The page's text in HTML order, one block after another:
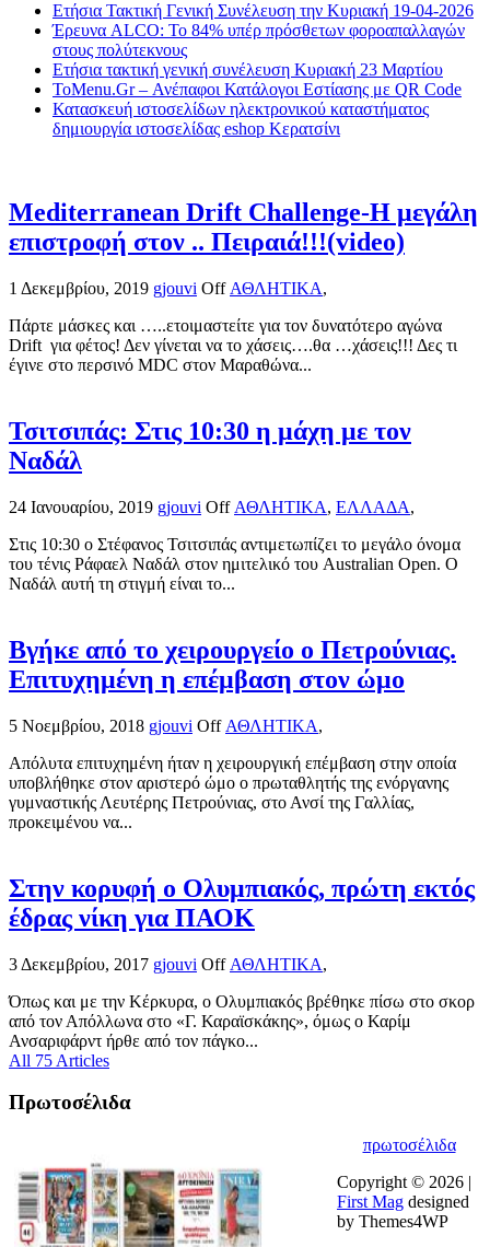
Ετήσια Τακτική Γενική Συνέλευση την Κυριακή 19-04-2026
Έρευνα ALCO: Το 84% υπέρ πρόσθετων φοροαπαλλαγών
στους πολύτεκνους
Ετήσια τακτική γενική συνέλευση Κυριακή 23 Μαρτίου
ToMenu.Gr – Ανέπαφοι Κατάλογοι Εστίασης με QR Code
Κατασκευή ιστοσελίδων ηλεκτρονικού καταστήματος
δημιουργία ιστοσελίδας eshop Κερατσίνι
Mediterranean Drift Challenge-Η μεγάλη
επιστροφή στον .. Πειραιά!!!(video)
1 Δεκεμβρίου, 2019 gjouvi Off ΑΘΛΗΤΙΚΑ,
Πάρτε μάσκες και …..ετοιμαστείτε για τον δυνατότερο αγώνα
Drift για φέτος! Δεν γίνεται να το χάσεις….θα …χάσεις!!! Δες τι
έγινε στο περσινό MDC στον Μαραθώνα...
Τσιτσιπάς: Στις 10:30 η μάχη με τον
Ναδάλ
24 Ιανουαρίου, 2019 gjouvi Off ΑΘΛΗΤΙΚΑ, ΕΛΛΑΔΑ,
Στις 10:30 ο Στέφανος Τσιτσιπάς αντιμετωπίζει το μεγάλο όνομα
του τένις Ράφαελ Ναδάλ στον ημιτελικό του Australian Open. Ο
Ναδάλ αυτή τη στιγμή είναι το...
Βγήκε από το χειρουργείο ο Πετρούνιας.
Επιτυχημένη η επέμβαση στον ώμο
5 Νοεμβρίου, 2018 gjouvi Off ΑΘΛΗΤΙΚΑ,
Απόλυτα επιτυχημένη ήταν η χειρουργική επέμβαση στην οποία
υποβλήθηκε στον αριστερό ώμο ο πρωταθλητής της ενόργανης
γυμναστικής Λευτέρης Πετρούνιας, στο Ανσί της Γαλλίας,
προκειμένου να...
Στην κορυφή ο Ολυμπιακός, πρώτη εκτός
έδρας νίκη για ΠΑΟΚ
3 Δεκεμβρίου, 2017 gjouvi Off ΑΘΛΗΤΙΚΑ,
Όπως και με την Κέρκυρα, ο Ολυμπιακός βρέθηκε πίσω στο σκορ
από τον Απόλλωνα στο «Γ. Καραϊσκάκης», όμως ο Καρίμ
Ανσαριφάρντ ήρθε από τον πάγκο...
All 75 Articles
Πρωτοσέλιδα
πρωτοσέλιδα
Copyright © 2026 |
First Mag designed
by Themes4WP